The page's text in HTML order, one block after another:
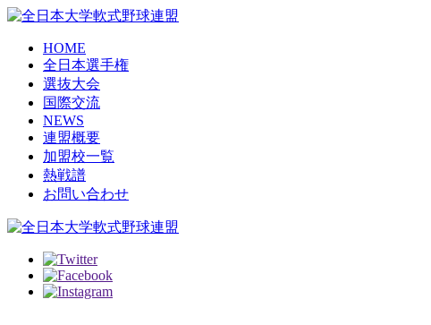
HOME
全日本選手権
選抜大会
国際交流
NEWS
連盟概要
加盟校一覧
熱戦譜
お問い合わせ